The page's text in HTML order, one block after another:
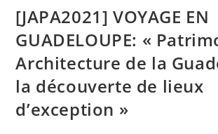
[JAPA2021] VOYAGE EN
GUADELOUPE: «
Architecture de la
la découverte de lieux
d’exception »